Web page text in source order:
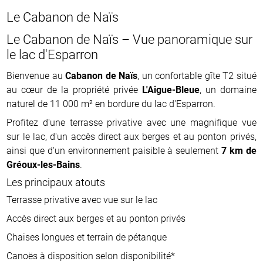
Le Cabanon de Naïs
Le Cabanon de Naïs – Vue panoramique sur
le lac d'Esparron
Bienvenue auCabanon de Naïs, un confortable gîte T2 situé
au cœur de la propriété privée L'Aigue-Bleue, un domaine
naturel de 11 000 m² en bordure du lac d'Esparron.
Profitez d'une terrasse privative avec une magnifique vue
sur le lac, d'un accès direct aux berges et au ponton privés,
ainsi que d'un environnement paisible à seulement7 km de
Gréoux-les-Bains.
Les principaux atouts
Terrasse privative avec vue sur le lac
Accès direct aux berges et au ponton privés
Chaises longues et terrain de pétanque
Canoës à disposition selon disponibilité*